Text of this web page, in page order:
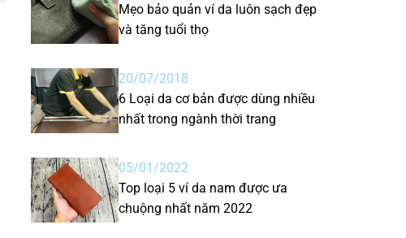
Mẹo bảo quản ví da luôn sạch đẹp
và tăng tuổi thọ
20/07/2018
6 Loại da cơ bản được dùng nhiều
nhất trong ngành thời trang
05/01/2022
Top loại 5 ví da nam được ưa
chuộng nhất năm 2022